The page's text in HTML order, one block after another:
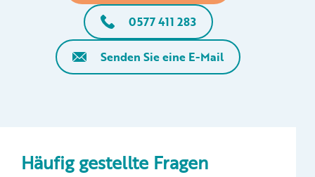
0577 411 283
Senden Sie eine E-Mail
Häufig gestellte Fragen